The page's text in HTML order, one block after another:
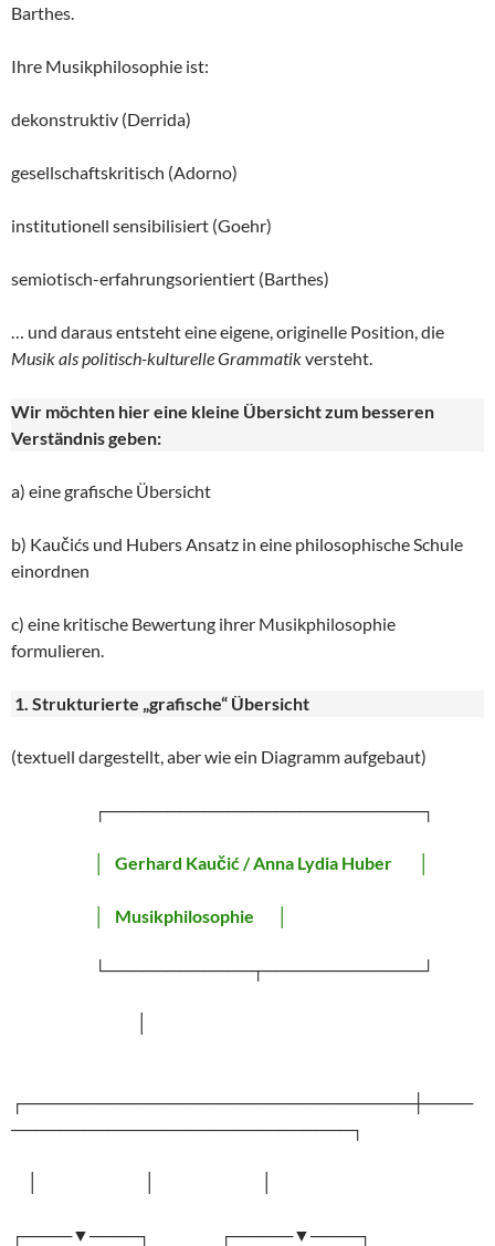
Barthes.
Ihre Musikphilosophie ist:
dekonstruktiv (Derrida)
gesellschaftskritisch (Adorno)
institutionell sensibilisiert (Goehr)
semiotisch-erfahrungsorientiert (Barthes)
… und daraus entsteht eine eigene, originelle Position, die
Musik als politisch-kulturelleGrammatikversteht.
Wir möchten hier eine kleine Übersicht zum besseren
Verständnis geben:
a) eine grafische Übersicht
b) Kaučićs und Hubers Ansatz in eine philosophische Schule
einordnen
c) eine kritische Bewertung ihrer Musikphilosophie
formulieren.
1. Strukturierte „grafische“ Übersicht
(textuell dargestellt, aber wie ein Diagramm aufgebaut)
┌──────────────────────────┐
Gerhard Kaučić / Anna Lydia Huber
Musikphilosophie
└────────────┬─────────────┘
┌────────────────────────────────┼────
────────────────────────────┐
┌────▼────┐ ┌─────▼────┐